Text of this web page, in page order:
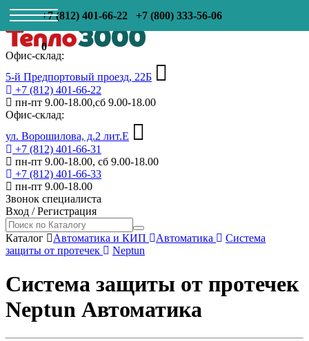
+7 (812) 401-66-22 +7 (800) 333-56-06
0
Офис-склад:
5-й Предпортовый проезд, 22Б
+7 (812) 401-66-22
пн-пт 9.00-18.00,сб 9.00-18.00
Офис-склад:
ул. Ворошилова, д.2 лит.Е
+7 (812) 401-66-31
пн-пт 9.00-18.00, сб 9.00-18.00
+7 (812) 401-66-33
пн-пт 9.00-18.00
Звонок специалиста
Вход /Регистрация
Каталог Автоматика и КИП Автоматика
Система
защиты от протечек
Neptun
Система защиты от протечек
Neptun Автоматика